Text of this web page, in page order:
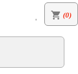
shopping_cart (0)
